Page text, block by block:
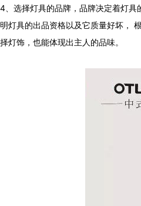
4、选择灯具的品牌，品牌决定着灯
明灯具的出品资格以及它质量好坏 ，
择灯饰，也能体现出主人的品味。